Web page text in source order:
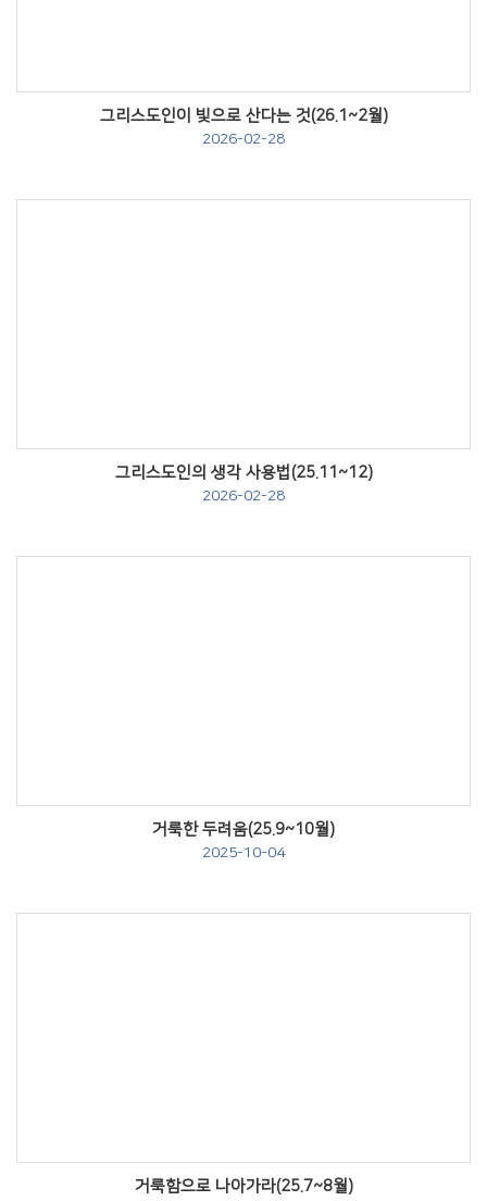
그리스도인이 빛으로 산다는 것(26.1~2월)
2026-02-28
그리스도인의 생각 사용법(25.11~12)
2026-02-28
거룩한 두려움(25.9~10월)
2025-10-04
거룩함으로 나아가라(25.7~8월)